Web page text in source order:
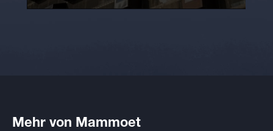
Mehr von Mammoet